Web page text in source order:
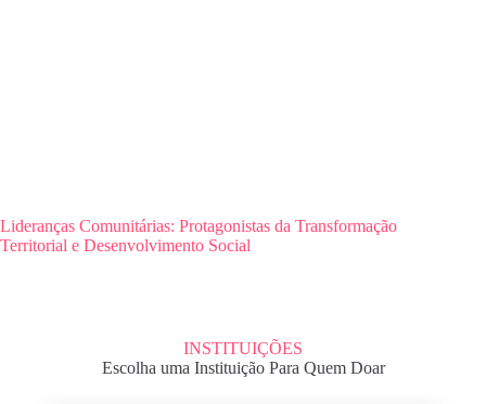
Lideranças Comunitárias: Protagonistas da Transformação
Territorial e Desenvolvimento Social
INSTITUIÇÕES
Escolha uma Instituição Para Quem Doar